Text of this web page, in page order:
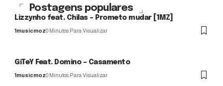
Postagens populares
Lizzynho feat. Chilas – Prometo mudar [1MZ]
1musicmoz0 Minutos Para Visualizar
GiTeY Feat. Domino – Casamento
1musicmoz0 Minutos Para Visualizar